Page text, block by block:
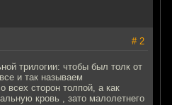
# 2
трилогии: чтобы был толк от
и так называем
всех сторон толпой, а как
кровь , зато малолетнего